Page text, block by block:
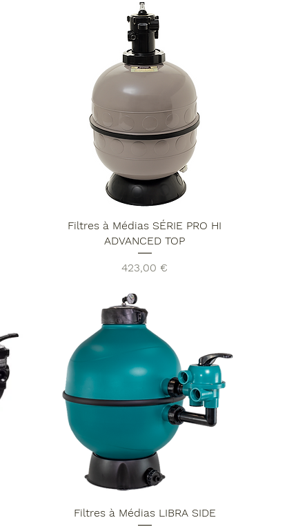
Filtres à Médias SÉRIE PRO HI
ADVANCED TOP
Prix
423,00 €
Filtres à Médias LIBRA SIDE